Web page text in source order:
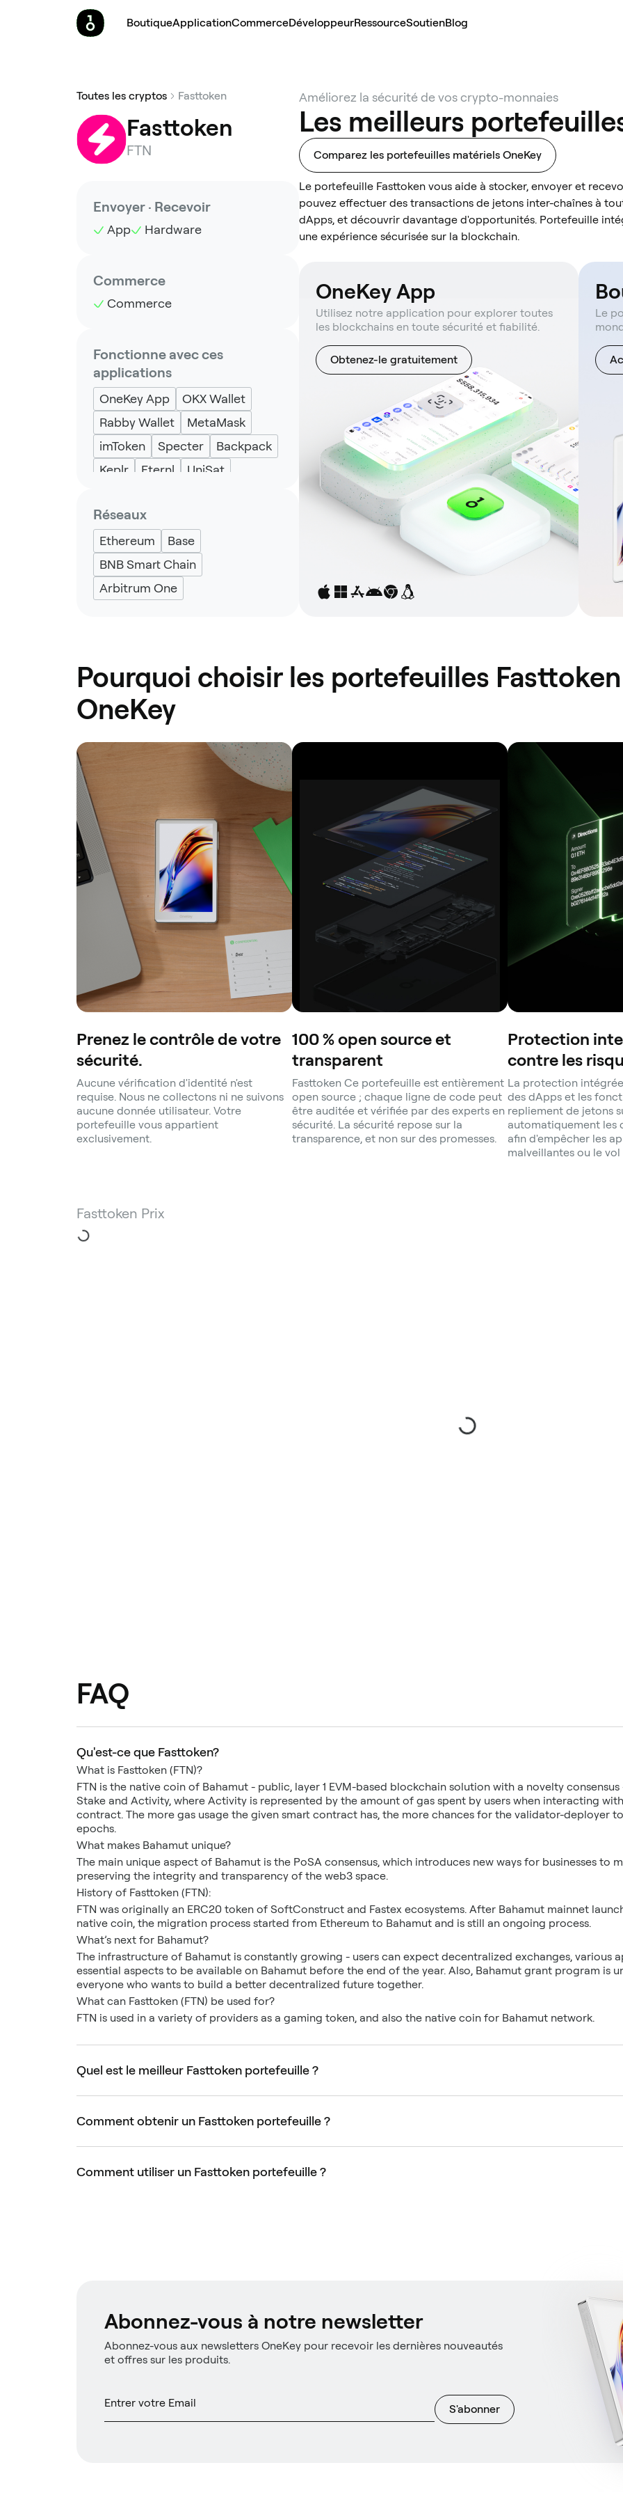
BoutiqueApplicationCommerceDéveloppeurRessourceSoutienBlog
Toutes les cryptos Fasttoken
Fasttoken
FTN
Envoyer · Recevoir
App Hardware
Commerce
Commerce
Fonctionne avec ces
applications
OneKey App
OKX Wallet
Rabby Wallet
MetaMask
imToken
Specter
Backpack
Keplr
Eternl UniSat
Réseaux
Ethereum
Base
BNB Smart Chain
Arbitrum One
Améliorez la sécurité de vos crypto-monnaies
Les meilleurs
Comparez les portefeuilles matériels OneKey
Le portefeuille Fasttoken vous aide à stocker, envoyer et
pouvez effectuer des transactions de jetons inter-chaînes à
dApps, et découvrir davantage d'opportunités. Portefeuille
une expérience sécurisée sur la blockchain.
OneKey App
Utilisez notre application pour explorer toutes
les blockchains en toute sécurité et fiabilité.
Obtenez-le gratuitement
Le
Pourquoi choisir les portefeuilles
OneKey
Prenez le contrôle de votre
sécurité.
Aucune vérification d'identité n'est
requise. Nous ne collectons ni ne suivons
aucune donnée utilisateur. Votre
portefeuille vous appartient
exclusivement.
100 % open source et
transparent
Fasttoken Ce portefeuille est entièrement
open source ; chaque ligne de code peut
être auditée et vérifiée par des experts en
sécurité. La sécurité repose sur la
transparence, et non sur des promesses.
Protection
contre les
La protection
des dApps et les
repliement de jetons
automatiquement les
afin d'empêcher les
malveillantes ou le
Fasttoken Prix
FAQ
Qu'est-ce que Fasttoken?
What is Fasttoken (FTN)?
FTN is the native coin of Bahamut - public, layer 1 EVM-based blockchain solution with a novelty
Stake and Activity, where Activity is represented by the amount of gas spent by users when interacting
contract. The more gas usage the given smart contract has, the more chances for the validator-deployer
epochs.
What makes Bahamut unique?
The main unique aspect of Bahamut is the PoSA consensus, which introduces new ways for businesses to
preserving the integrity and transparency of the web3 space.
History of Fasttoken (FTN):
FTN was originally an ERC20 token of SoftConstruct and Fastex ecosystems. After Bahamut mainnet
native coin, the migration process started from Ethereum to Bahamut and is still an ongoing process.
What’s next for Bahamut?
The infrastructure of Bahamut is constantly growing - users can expect decentralized exchanges, various
essential aspects to be available on Bahamut before the end of the year. Also, Bahamut grant program is
everyone who wants to build a better decentralized future together.
What can Fasttoken (FTN) be used for?
FTN is used in a variety of providers as a gaming token, and also the native coin for Bahamut network.
Quel est le meilleur Fasttoken portefeuille ?
Comment obtenir un Fasttoken portefeuille ?
Comment utiliser un Fasttoken portefeuille ?
Abonnez-vous à notre newsletter
Abonnez-vous aux newsletters OneKey pour recevoir les dernières nouveautés
et offres sur les produits.
S'abonner